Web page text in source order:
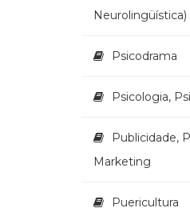
Neurolingüística)
Psicodrama
Psicologia,
Publicidade,
Marketing
Puericultura